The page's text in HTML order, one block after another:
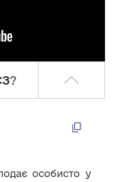
?
особисто у